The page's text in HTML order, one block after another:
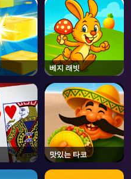
베지 래빗
맛있는 타코